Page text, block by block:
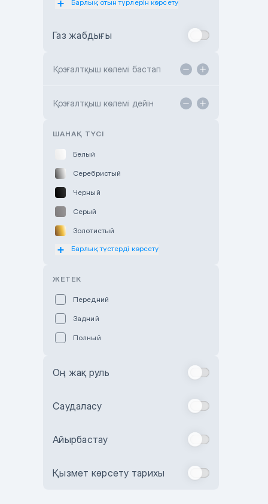
Toyota Astana
TANK Motors Karaganda
Барлық отын түрлерін көрсету
Газ жабдығы
Қозғалтқыш көлемі бастап
Қозғалтқыш көлемі дейін
ШАНАҚ ТҮСІ
Белый
Серебристый
Черный
Серый
Золотистый
Оранжевый
Зеленый
Бежевый
Комбинированный
Барлық түстерді көрсету
ЖЕТЕК
Передний
Задний
Полный
Оң жақ руль
Саудаласу
Айырбастау
Қызмет көрсету тарихы